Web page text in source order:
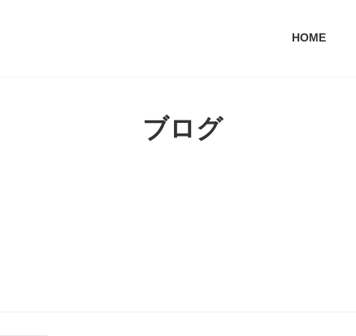
HOME
ブログ